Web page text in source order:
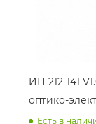
ИП 212-141
оптико-
Есть в